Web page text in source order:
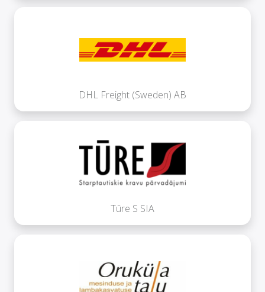
DHL Freight (Sweden) AB
Tūre S SIA